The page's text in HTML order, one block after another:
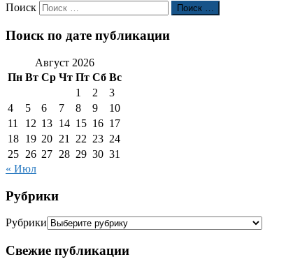
Поиск Поиск …
Поиск по дате публикации
Август 2026
Пн Вт Ср Чт Пт Сб Вс
1
2
3
4
5 6 7 8 9
10
11
12 13 14 15 16 17
18 19 20 21 22 23 24
25 26 27 28 29 30 31
« Июл
Рубрики
Рубрики
Свежие публикации